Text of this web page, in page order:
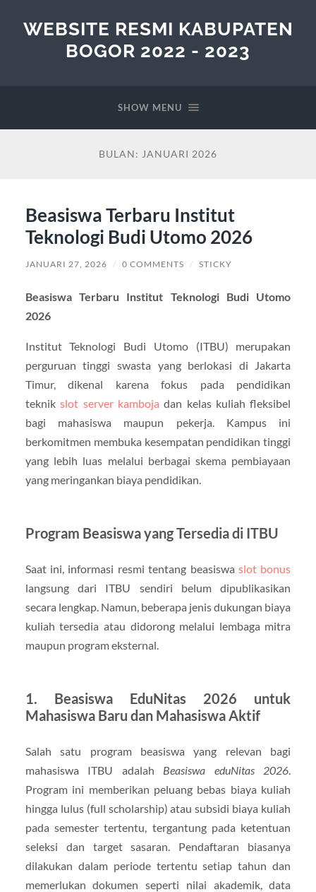
WEBSITE RESMI KABUPATEN
BOGOR 2022 - 2023
SHOW MENU
BULAN: JANUARI 2026
Beasiswa Terbaru Institut
Teknologi Budi Utomo 2026
JANUARI 27, 2026 / 0 COMMENTS / STICKY
Beasiswa Terbaru Institut Teknologi Budi Utomo
2026
Institut Teknologi Budi Utomo (ITBU) merupakan
perguruan tinggi swasta yang berlokasi di Jakarta
Timur, dikenal karena fokus pada pendidikan
teknikslot server kamboja dan kelas kuliah fleksibel
bagi mahasiswa maupun pekerja. Kampus ini
berkomitmen membuka kesempatan pendidikan tinggi
yang lebih luas melalui berbagai skema pembiayaan
yang meringankan biaya pendidikan.
Program Beasiswa yang Tersedia di ITBU
Saat ini, informasi resmi tentang beasiswa slot bonus
langsung dari ITBU sendiri belum dipublikasikan
secara lengkap. Namun, beberapa jenis dukungan biaya
kuliah tersedia atau didorong melalui lembaga mitra
maupun program eksternal.
1. Beasiswa EduNitas 2026 untuk
Mahasiswa Baru dan Mahasiswa Aktif
Salah satu program beasiswa yang relevan bagi
mahasiswa ITBU adalah Beasiswa eduNitas 2026
Program ini memberikan peluang bebas biaya kuliah
hingga lulus (full scholarship) atau subsidi biaya kuliah
pada semester tertentu, tergantung pada ketentuan
seleksi dan target sasaran. Pendaftaran biasanya
dilakukan dalam periode tertentu setiap tahun dan
memerlukan dokumen seperti nilai akademik, data